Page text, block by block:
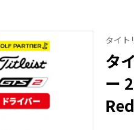
タイト
タ
ー